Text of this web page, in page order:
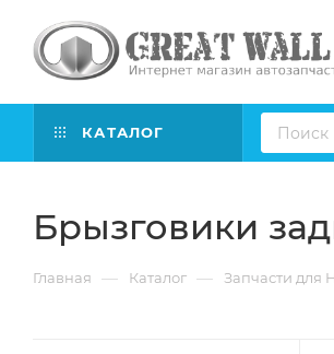
КАТАЛОГ
Брызговики
Главная — Каталог — Запчасти для